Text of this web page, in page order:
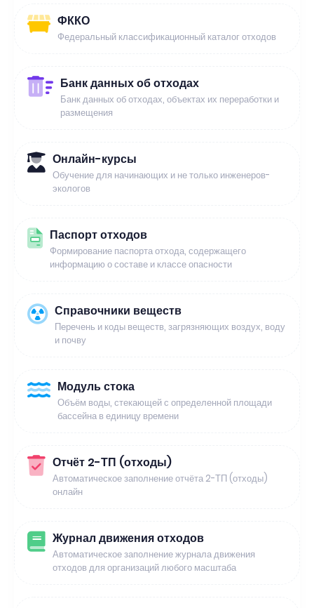
ФККО
Федеральный классификационный каталог отходов
Банк данных об отходах
Банк данных об отходах, объектах их переработки и
размещения
Онлайн-курсы
Обучение для начинающих и не только инженеров-
экологов
Паспорт отходов
Формирование паспорта отхода, содержащего
информацию о составе и классе опасности
Справочники веществ
Перечень и коды веществ, загрязняющих воздух, воду
и почву
Модуль стока
Объём воды, стекающей с определенной площади
бассейна в единицу времени
Отчёт 2-ТП (отходы)
Автоматическое заполнение отчёта 2-ТП (отходы)
онлайн
Журнал движения отходов
Автоматическое заполнение журнала движения
отходов для организаций любого масштаба